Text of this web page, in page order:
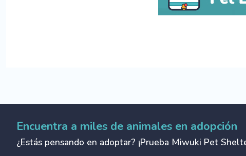
Encuentra a miles de animales en adopción
¿Estás pensando en adoptar? ¡Prueba Miwuki Pet